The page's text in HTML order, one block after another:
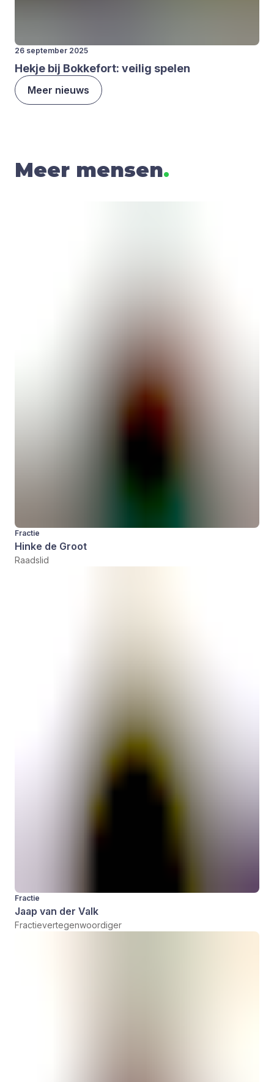
26 september 2025
Hek­je bij Bok­ke­fort: vei­lig spe­len
Meer nieuws
Meer mensen.
Fractie
Hinke de Groot
Raadslid
Fractie
Jaap van der Valk
Fractievertegenwoordiger